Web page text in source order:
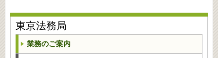
東京法務局
業務のご案内